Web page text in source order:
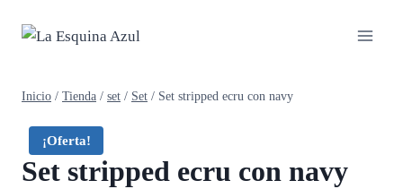
Inicio / Tienda / set / Set / Set stripped ecru con navy
¡Oferta!
Set stripped ecru con navy